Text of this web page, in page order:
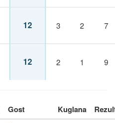
12 3 2 7
12 2 1 9
Gost Kuglana